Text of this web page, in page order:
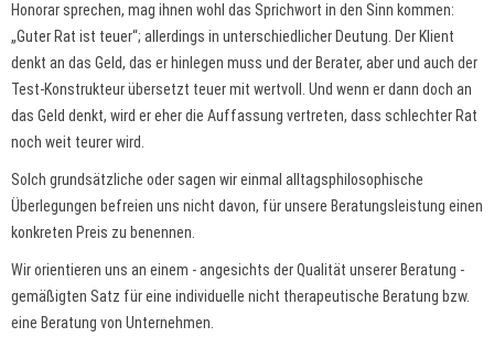
Honorar sprechen, mag ihnen wohl das Sprichwort in den Sinn kommen:
„Guter Rat ist teuer“; allerdings in unterschiedlicher Deutung. Der Klient
denkt an das Geld, das er hinlegen muss und der Berater, aber und auch der
Test-Konstrukteur übersetzt teuer mit wertvoll. Und wenn er dann doch an
das Geld denkt, wird er eher die Auffassung vertreten, dass schlechter Rat
noch weit teurer wird.
Solch grundsätzliche oder sagen wir einmal alltagsphilosophische
Überlegungen befreien uns nicht davon, für unsere Beratungsleistung einen
konkreten Preis zu benennen.
Wir orientieren uns an einem - angesichts der Qualität unserer Beratung -
gemäßigten Satz für eine individuelle nicht therapeutische Beratung bzw.
eine Beratung von Unternehmen.